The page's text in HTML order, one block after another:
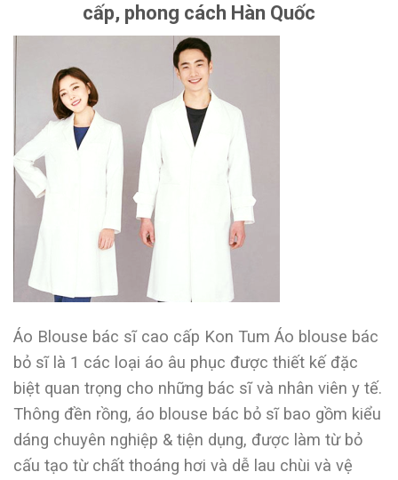
cấp, phong cách Hàn Quốc
Áo Blouse bác sĩ cao cấp Kon Tum Áo blouse bác
bỏ sĩ là 1 các loại áo âu phục được thiết kế đặc
biệt quan trọng cho những bác sĩ và nhân viên y tế.
Thông đền rồng, áo blouse bác bỏ sĩ bao gồm kiểu
dáng chuyên nghiệp & tiện dụng, được làm từ bỏ
cấu tạo từ chất thoáng hơi và dễ lau chùi và vệ